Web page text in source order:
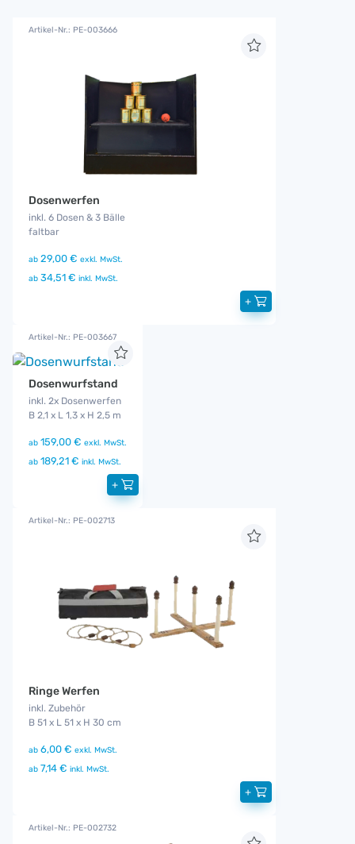
Artikel-Nr.: PE-003666
Dosenwerfen
inkl. 6 Dosen & 3 Bälle
faltbar
ab 29,00 € exkl. MwSt.
ab 34,51 € inkl. MwSt.
+
Artikel-Nr.: PE-003667
Dosenwurfstand
inkl. 2x Dosenwerfen
B 2,1 x L 1,3 x H 2,5 m
ab 159,00 € exkl. MwSt.
ab 189,21 € inkl. MwSt.
+
Artikel-Nr.: PE-002713
Ringe Werfen
inkl. Zubehör
B 51 x L 51 x H 30 cm
ab 6,00 € exkl. MwSt.
ab 7,14 € inkl. MwSt.
+
Artikel-Nr.: PE-002732